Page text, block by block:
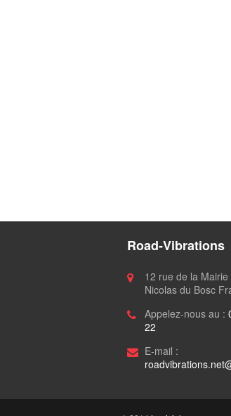
Road-Vibrations
12 rue de la
Nicolas du Bosc
Appelez-nous au :
22
E-mail :